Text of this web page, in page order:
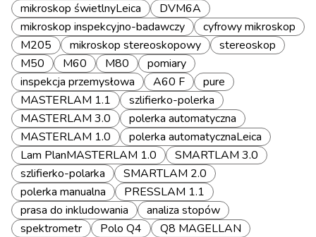
mikroskop świetlnyLeica
DVM6A
mikroskop inspekcyjno-badawczy
cyfrowy mikroskop
M205
mikroskop stereoskopowy
stereoskop
M50
M60 M80
pomiary
inspekcja przemysłowa
A60 F
pure
MASTERLAM 1.1
szlifierko-polerka
MASTERLAM 3.0
polerka automatyczna
MASTERLAM 1.0
polerka automatycznaLeica
Lam PlanMASTERLAM 1.0
SMARTLAM 3.0
szlifierko-polarka
SMARTLAM 2.0
polerka manualna
PRESSLAM 1.1
prasa do inkludowania
analiza stopów
spektrometr
Polo Q4
Q8 MAGELLAN